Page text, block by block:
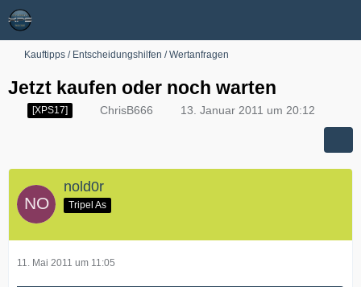
Kauftipps / Entscheidungshilfen / Wertanfragen
Jetzt kaufen oder noch warten
[XPS17] ChrisB666 13. Januar 2011 um 20:12
nold0r
Tripel As
11. Mai 2011 um 11:05